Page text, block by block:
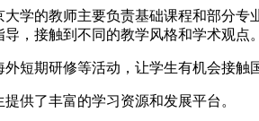
学的教师主要负责基础课程和部分
，接触到不同的教学风格和学术观点。
短期研修等活动，让学生有机会接触
供了丰富的学习资源和发展平台。